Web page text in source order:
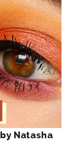
Natasha